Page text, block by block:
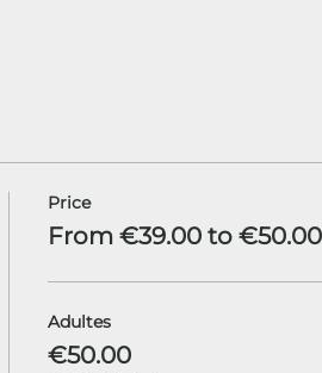
Price
From €39.00 to €50.00
Adultes
€50.00